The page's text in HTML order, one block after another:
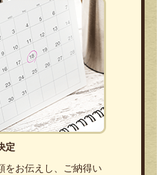
定
をお伝えし、ご納得い